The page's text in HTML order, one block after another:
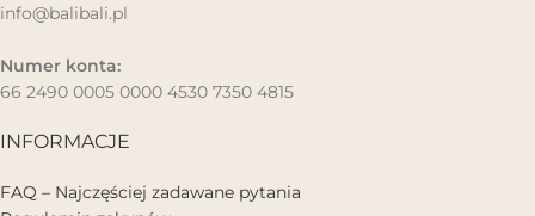
info@balibali.pl
Numer konta:
66 2490 0005 0000 4530 7350 4815
INFORMACJE
FAQ – Najczęściej zadawane pytania